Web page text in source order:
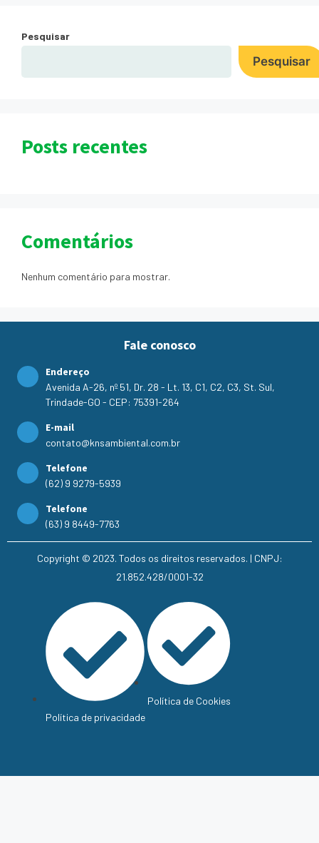
Pesquisar
Pesquisar
Posts recentes
Comentários
Nenhum comentário para mostrar.
Fale conosco
Endereço
Avenida A-26, nº 51, Dr. 28 - Lt. 13, C1, C2, C3, St. Sul,
Trindade-GO - CEP: 75391-264
E-mail
contato@knsambiental.com.br
Telefone
(62) 9 9279-5939
Telefone
(63) 9 8449-7763
Copyright © 2023. Todos os direitos reservados. | CNPJ:
21.852.428/0001-32
Política de privacidade
Política de Cookies